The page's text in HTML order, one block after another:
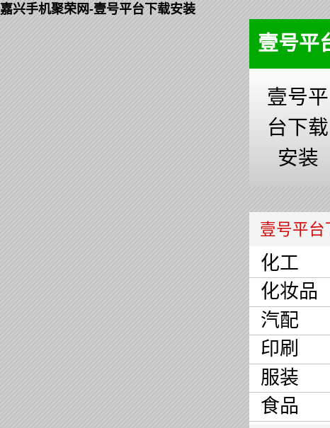
嘉兴手机聚荣网-壹号平台下载安装
壹号平
壹号平
台下载
安装
壹号平台
化工
化妆品
汽配
印刷
服装
食品